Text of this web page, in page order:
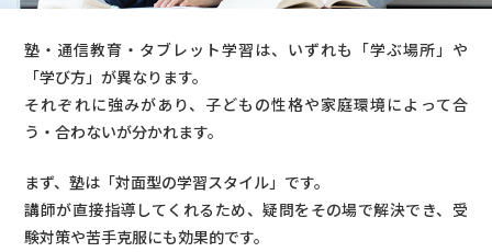
塾・通信教育・タブレット学習は、いずれも「学ぶ場所」や
「学び方」が異なります。
それぞれに強みがあり、子どもの性格や家庭環境によって合
う・合わないが分かれます。
まず、塾は「対面型の学習スタイル」です。
講師が直接指導してくれるため、疑問をその場で解決でき、受
験対策や苦手克服にも効果的です。